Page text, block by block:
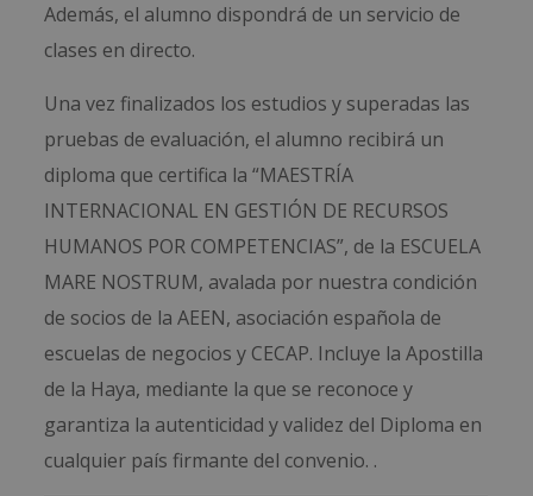
Además, el alumno dispondrá de un servicio de
clases en directo.
Una vez finalizados los estudios y superadas las
pruebas de evaluación, el alumno recibirá un
diploma que certifica la “MAESTRÍA
INTERNACIONAL EN GESTIÓN DE RECURSOS
HUMANOS POR COMPETENCIAS”, de la ESCUELA
MARE NOSTRUM, avalada por nuestra condición
de socios de la AEEN, asociación española de
escuelas de negocios y CECAP. Incluye la Apostilla
de la Haya, mediante la que se reconoce y
garantiza la autenticidad y validez del Diploma en
cualquier país firmante del convenio. .